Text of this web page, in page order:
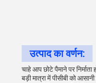
उत्पाद का वर्णन:
चाहे आप छोटे पैमाने पर
बड़ी मात्रा में पीसीबी को